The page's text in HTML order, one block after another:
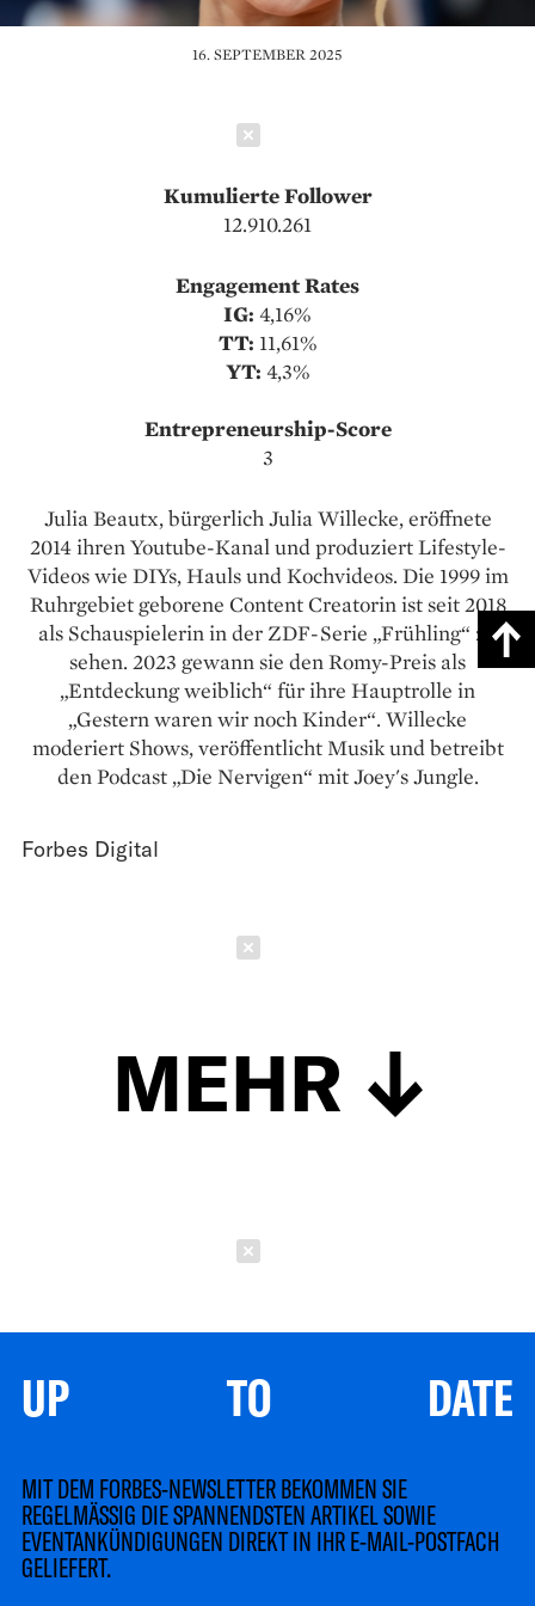
16. SEPTEMBER 2025
Kumulierte Follower
12.910.261
Engagement Rates
IG: 4,16%
TT: 11,61%
YT: 4,3%
Entrepreneurship-Score
3
Julia Beautx, bürgerlich Julia Willecke, eröffnete
2014 ihren Youtube-Kanal und produziert Lifestyle-
Videos wie DIYs, Hauls und Kochvideos. Die 1999 im
Ruhrgebiet geborene Content Creatorin ist seit 2018
als Schauspielerin in der ZDF-Serie „Frühling“ zu
sehen. 2023 gewann sie den Romy-Preis als
„Entdeckung weiblich“ für ihre Hauptrolle in
„Gestern waren wir noch Kinder“. Willecke
moderiert Shows, veröffentlicht Musik und betreibt
den Podcast „Die Nervigen“ mit Joey's Jungle.
Forbes Digital
MEHR
UP TO DATE
MIT DEM FORBES-NEWSLETTER BEKOMMEN SIE
REGELMÄSSIG DIE SPANNENDSTEN ARTIKEL SOWIE
EVENTANKÜNDIGUNGEN DIREKT IN IHR E-MAIL-POSTFACH
GELIEFERT.